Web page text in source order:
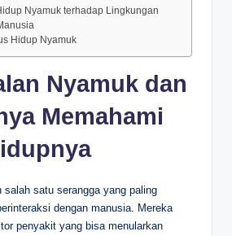
Nyamuk terhadap Lingkungan
Hidup Nyamuk
Nyamuk dan
Memahami
salah satu serangga yang paling
dengan manusia. Mereka
penyakit yang bisa menularkan